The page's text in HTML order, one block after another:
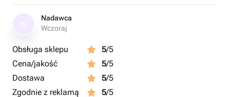
Nadawca
Wczoraj
Obsługa sklepu 5/5
Cena/jakość
5/5
Dostawa
5/5
Zgodnie z reklamą
5/5